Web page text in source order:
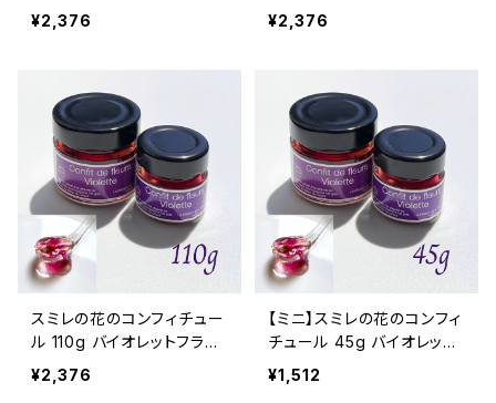
Maison de la Violette フ
ランス/トゥールーズ
¥2,376
son de la Violette ノンカ
フェイン フランス/トゥール
¥2,376
スミレの花のコンフィチュー
ル 110g バイオレットフラワ
ー コンフィー La Maison
de la Violette トゥールー
¥2,376
【ミニ】スミレの花のコンフィ
チュール 45g バイオレット
フラワー コンフィー La Mai
son de la Violette トゥー
¥1,512